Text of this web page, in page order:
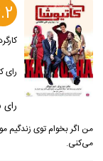
رای
رای
من اگر بخوام توی زندگیم
می‌کنی.